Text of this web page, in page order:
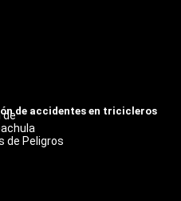
de accidentes en tricicleros
de
de Peligros